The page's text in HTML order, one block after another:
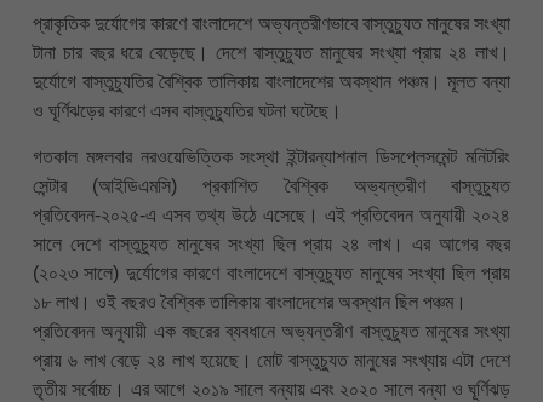
প্রাকৃতিক দুর্যোগের কারণে বাংলাদেশে অভ্যন্তরীণভাবে বাস্তুচ্যুত মানুষের সংখ্যা
টানা চার বছর ধরে বেড়েছে। দেশে বাস্তুচ্যুত মানুষের সংখ্যা প্রায় ২৪ লাখ।
দুর্যোগে বাস্তুচ্যুতির বৈশ্বিক তালিকায় বাংলাদেশের অবস্থান পঞ্চম। মূলত বন্যা
ও ঘূর্ণিঝড়ের কারণে এসব বাস্তুচ্যুতির ঘটনা ঘটেছে।
গতকাল মঙ্গলবার নরওয়েভিত্তিক সংস্থা ইন্টারন্যাশনাল ডিসপ্লেসমেন্ট মনিটরিং
সেন্টার (আইডিএমসি) প্রকাশিত বৈশ্বিক অভ্যন্তরীণ বাস্তুচ্যুত
প্রতিবেদন-২০২৫-এ এসব তথ্য উঠে এসেছে। এই প্রতিবেদন অনুযায়ী ২০২৪
সালে দেশে বাস্তুচ্যুত মানুষের সংখ্যা ছিল প্রায় ২৪ লাখ। এর আগের বছর
(২০২৩ সালে) দুর্যোগের কারণে বাংলাদেশে বাস্তুচ্যুত মানুষের সংখ্যা ছিল প্রায়
১৮ লাখ। ওই বছরও বৈশ্বিক তালিকায় বাংলাদেশের অবস্থান ছিল পঞ্চম।
প্রতিবেদন অনুযায়ী এক বছরের ব্যবধানে অভ্যন্তরীণ বাস্তুচ্যুত মানুষের সংখ্যা
প্রায় ৬ লাখ বেড়ে ২৪ লাখ হয়েছে। মোট বাস্তুচ্যুত মানুষের সংখ্যায় এটা দেশে
তৃতীয় সর্বোচ্চ। এর আগে ২০১৯ সালে বন্যায় এবং ২০২০ সালে বন্যা ও ঘূর্ণিঝড়